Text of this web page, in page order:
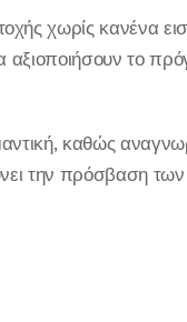
χωρίς κανένα
αξιοποιήσουν το
καθώς
την πρόσβαση